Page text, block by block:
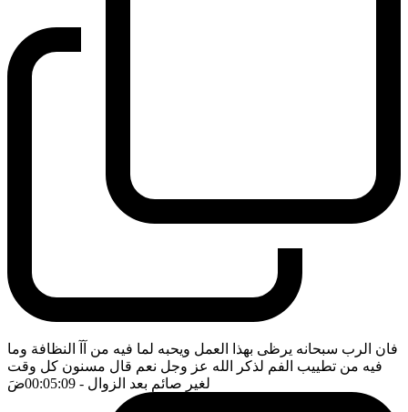
فان الرب سبحانه يرظى بهذا العمل ويحبه لما فيه من آآ النظافة وما
فيه من تطييب الفم لذكر الله عز وجل نعم قال مسنون كل وقت
لغير صائم بعد الزوال - 00:05:09 ضَ